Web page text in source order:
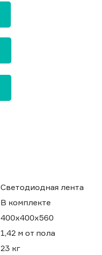
Светодиодная лента
В комплекте
400х400х560
1,42 м от пола
23 кг